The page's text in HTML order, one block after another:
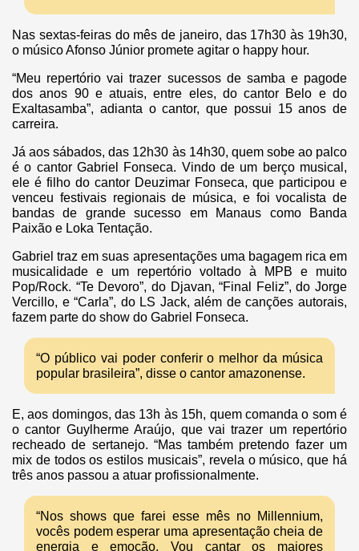
Nas sextas-feiras do mês de janeiro, das 17h30 às 19h30,
o músico Afonso Júnior promete agitar o happy hour.
“Meu repertório vai trazer sucessos de samba e pagode
dos anos 90 e atuais, entre eles, do cantor Belo e do
Exaltasamba”, adianta o cantor, que possui 15 anos de
carreira.
Já aos sábados, das 12h30 às 14h30, quem sobe ao palco
é o cantor Gabriel Fonseca. Vindo de um berço musical,
ele é filho do cantor Deuzimar Fonseca, que participou e
venceu festivais regionais de música, e foi vocalista de
bandas de grande sucesso em Manaus como Banda
Paixão e Loka Tentação.
Gabriel traz em suas apresentações uma bagagem rica em
musicalidade e um repertório voltado à MPB e muito
Pop/Rock. “Te Devoro”, do Djavan, “Final Feliz”, do Jorge
Vercillo, e “Carla”, do LS Jack, além de canções autorais,
fazem parte do show do Gabriel Fonseca.
“O público vai poder conferir o melhor da música
popular brasileira”, disse o cantor amazonense.
E, aos domingos, das 13h às 15h, quem comanda o som é
o cantor Guylherme Araújo, que vai trazer um repertório
recheado de sertanejo. “Mas também pretendo fazer um
mix de todos os estilos musicais”, revela o músico, que há
três anos passou a atuar profissionalmente.
“Nos shows que farei esse mês no Millennium,
vocês podem esperar uma apresentação cheia de
energia e emoção. Vou cantar os maiores